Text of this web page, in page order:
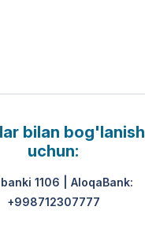
bilan bog'lanish
uchun:
1106 | AloqaBank:
+998712307777